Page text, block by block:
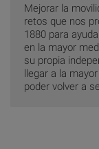
Mejorar la
retos que nos
1880 para
en la mayor
su propia
llegar a la
poder volver a